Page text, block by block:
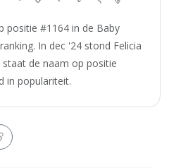
positie #1164 in de Baby
In dec '24 stond Felicia
de naam op positie
in populariteit.